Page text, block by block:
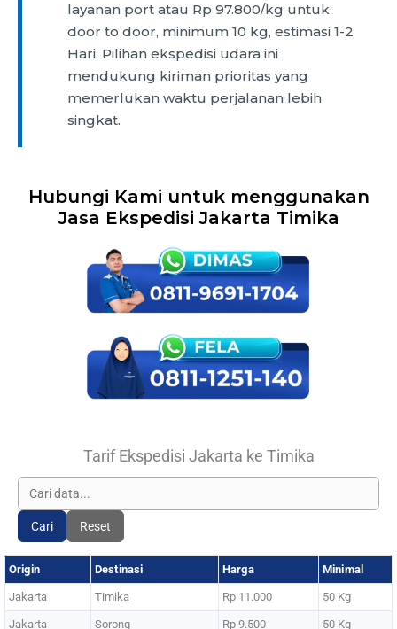
layanan port atau Rp 97.800/kg untuk
door to door, minimum 10 kg, estimasi 1-2
Hari. Pilihan ekspedisi udara ini
mendukung kiriman prioritas yang
memerlukan waktu perjalanan lebih
singkat.
Hubungi Kami untuk menggunakan
Jasa Ekspedisi Jakarta Timika
Tarif Ekspedisi Jakarta ke Timika
Cari Reset
Origin Destinasi Harga Minimal
Jakarta Timika Rp 11.000 50 Kg
Jakarta Sorong Rp 9.500 50 Kg